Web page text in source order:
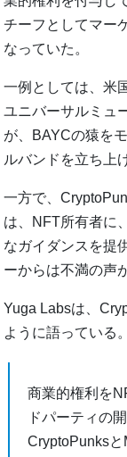
チーフとしてマー
なっていた。
一例としては、米
ユニバーサルミュ
が、BAYCの猿を
ルバンドを立ち上
一方で、
は、NFT所有者に
なガイダンスを提
ーからは不満の声
Yuga Labsは、
ように語っている。
商業的権利を
ドパーティの
CryptoPunks